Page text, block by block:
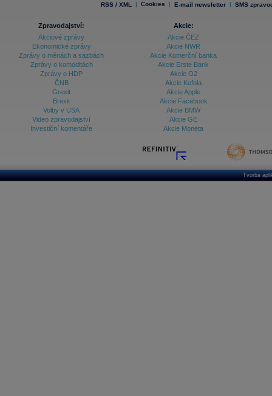
RSS / XML | Cookies | E-mail newsletter | SMS
Zpravodajství:
Akciové zprávy
Ekonomické zprávy
Zprávy o měnách a sazbách
Zprávy o komoditách
Zprávy o HDP
ČNB
Grexit
Brexit
Volby v USA
Video zpravodajství
Investiční komentáře
Akcie:
Akcie ČEZ
Akcie NWR
Akcie Komerční banka
Akcie Erste Bank
Akcie O2
Akcie Kofola
Akcie Apple
Akcie Facebook
Akcie BMW
Akcie GE
Akcie Moneta
Tvorba